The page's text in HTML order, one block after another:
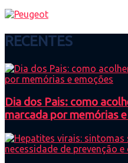
RECENTES
Dia dos Pais: como
marcada por memórias